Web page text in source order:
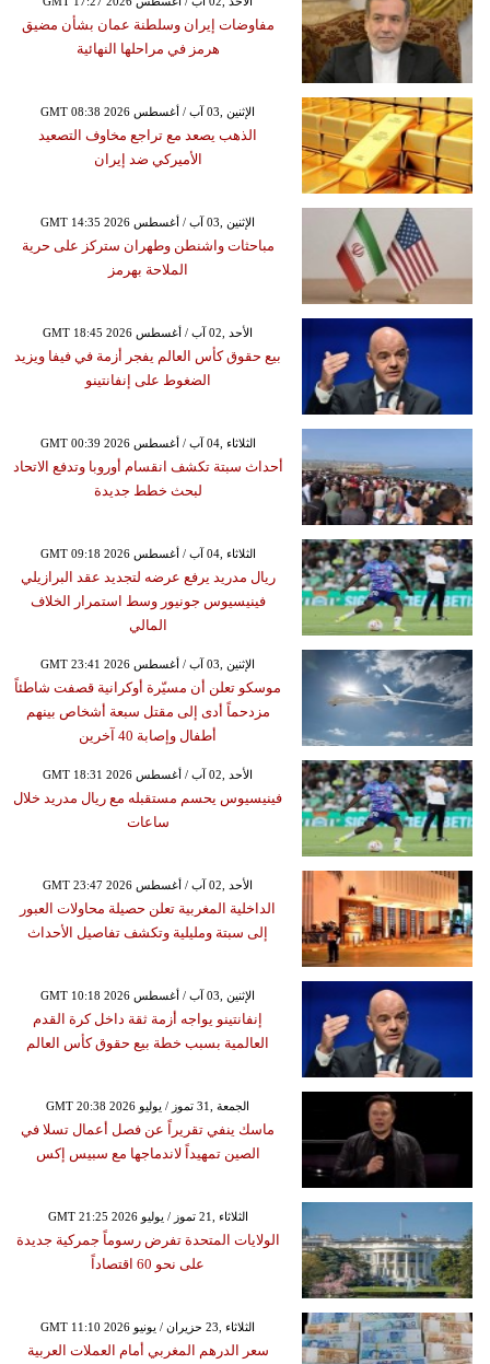
مفاوضات إيران وسلطنة عمان بشأن مضيق
هرمز في مراحلها النهائية
GMT 08:38 2026 الإثنين ,03 آب / أغسطس
الذهب يصعد مع تراجع مخاوف التصعيد
الأميركي ضد إيران
GMT 14:35 2026 الإثنين ,03 آب / أغسطس
مباحثات واشنطن وطهران ستركز على حرية
الملاحة بهرمز
GMT 18:45 2026 الأحد ,02 آب / أغسطس
بيع حقوق كأس العالم يفجر أزمة في فيفا ويزيد
الضغوط على إنفانتينو
GMT 00:39 2026 الثلاثاء ,04 آب / أغسطس
أحداث سبتة تكشف انقسام أوروبا وتدفع الاتحاد
لبحث خطط جديدة
GMT 09:18 2026 الثلاثاء ,04 آب / أغسطس
ريال مدريد يرفع عرضه لتجديد عقد البرازيلي
فينيسيوس جونيور وسط استمرار الخلاف
المالي
GMT 23:41 2026 الإثنين ,03 آب / أغسطس
موسكو تعلن أن مسيّرة أوكرانية قصفت شاطئاً
مزدحماً أدى إلى مقتل سبعة أشخاص بينهم
أطفال وإصابة 40 آخرين
GMT 18:31 2026 الأحد ,02 آب / أغسطس
فينيسيوس يحسم مستقبله مع ريال مدريد خلال
ساعات
GMT 23:47 2026 الأحد ,02 آب / أغسطس
الداخلية المغربية تعلن حصيلة محاولات العبور
إلى سبتة ومليلية وتكشف تفاصيل الأحداث
GMT 10:18 2026 الإثنين ,03 آب / أغسطس
إنفانتينو يواجه أزمة ثقة داخل كرة القدم
العالمية بسبب خطة بيع حقوق كأس العالم
GMT 20:38 2026 الجمعة ,31 تموز / يوليو
ماسك ينفي تقريراً عن فصل أعمال تسلا في
الصين تمهيداً لاندماجها مع سبيس إكس
GMT 21:25 2026 الثلاثاء ,21 تموز / يوليو
الولايات المتحدة تفرض رسوماً جمركية جديدة
على نحو 60 اقتصاداً
GMT 11:10 2026 الثلاثاء ,23 حزيران / يونيو
سعر الدرهم المغربي أمام العملات العربية